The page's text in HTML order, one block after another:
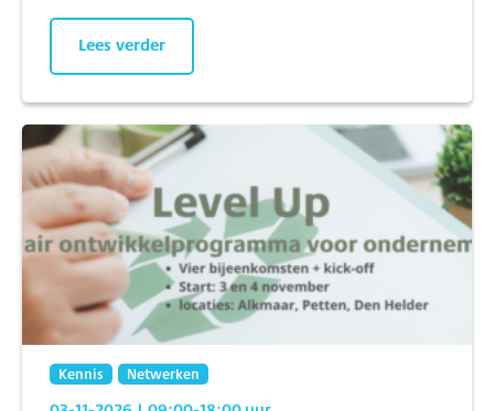
Lees verder
Kennis Netwerken